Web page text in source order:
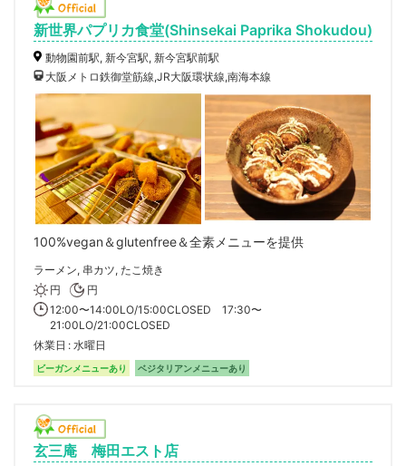
新世界パプリカ食堂(Shinsekai Paprika Shokudou)
動物園前駅, 新今宮駅, 新今宮駅前駅
大阪メトロ鉄御堂筋線,JR大阪環状線,南海本線
100%vegan＆glutenfree＆全素メニューを提供
ラーメン, 串カツ, たこ焼き
円
円
12:00〜14:00LO/15:00CLOSED 17:30〜
21:00LO/21:00CLOSED
休業日
水曜日
ビーガンメニューあり ベジタリアンメニューあり
玄三庵 梅田エスト店